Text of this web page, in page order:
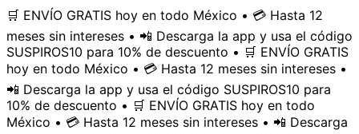
🛒 ENVÍO GRATIS hoy en todo México • 💳 Hasta 12
meses sin intereses • 📲 Descarga la app y usa el código
SUSPIROS10 para 10% de descuento • 🛒 ENVÍO GRATIS
hoy en todo México • 💳 Hasta 12 meses sin intereses •
📲 Descarga la app y usa el código SUSPIROS10 para
10% de descuento • 🛒 ENVÍO GRATIS hoy en todo
México • 💳 Hasta 12 meses sin intereses • 📲 Descarga